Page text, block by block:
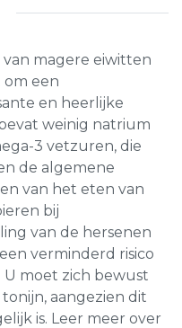
magere eiwitten
een
en heerlijke
weinig natrium
3 vetzuren, die
de algemene
van het eten van
bij
van de hersenen
verminderd risico
moet zich bewust
aangezien dit
is. Leer meer over